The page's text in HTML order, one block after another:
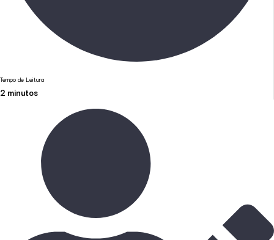
Tempo de Leitura
2 minutos